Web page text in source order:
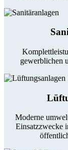
gewerblichen
Moderne
Einsatzzwecke